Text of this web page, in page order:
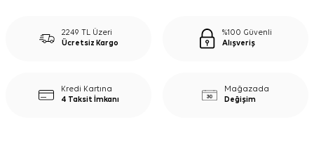
2249 TL Üzeri
Ücretsiz Kargo
%100 Güvenli
Alışveriş
Kredi Kartına
4 Taksit İmkanı
Mağazada
Değişim